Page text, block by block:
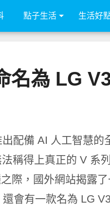
點子生活 生活好
名為 LG
配備 AI 人工智慧的
稱得上真正的 V 系
際，國外網站揭露
會有一款名為 LG